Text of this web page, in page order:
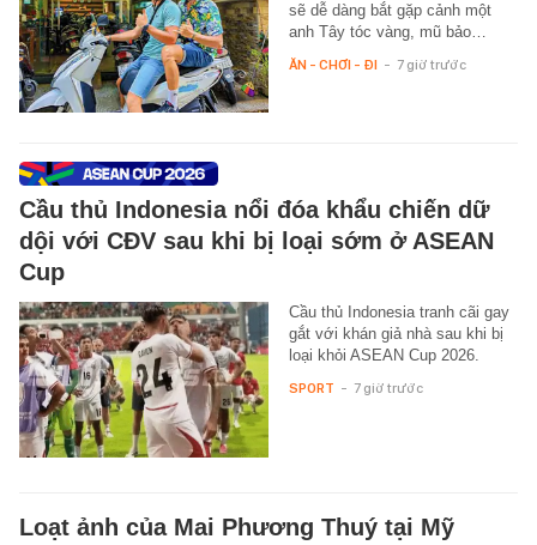
sẽ dễ dàng bắt gặp cảnh một
anh Tây tóc vàng, mũ bảo…
ĂN - CHƠI - ĐI - 7 giờ trước
Cầu thủ Indonesia nổi đóa khẩu chiến dữ
dội với CĐV sau khi bị loại sớm ở ASEAN
Cup
Cầu thủ Indonesia tranh cãi gay
gắt với khán giả nhà sau khi bị
loại khỏi ASEAN Cup 2026.
SPORT - 7 giờ trước
Loạt ảnh của Mai Phương Thuý tại Mỹ